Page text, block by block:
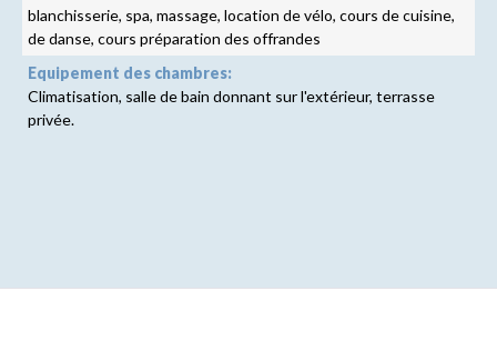
blanchisserie, spa, massage, location de vélo, cours de cuisine,
de danse, cours préparation des offrandes
Equipement des chambres:
Climatisation, salle de bain donnant sur l'extérieur, terrasse
privée.